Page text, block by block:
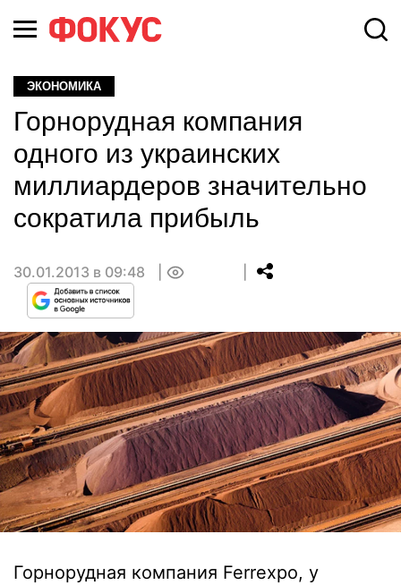
ЭКОНОМИКА
Горнорудная компания
одного из украинских
миллиардеров значительно
сократила прибыль
30.01.2013 в 09:48
Горнорудная компания Ferrexpo, у